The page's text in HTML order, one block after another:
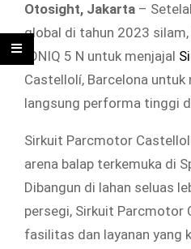
Otosight, Jakarta –
global di tahun 2023
IONIQ 5 N untuk menjajal
Castellolí, Barcelona untuk
langsung performa tinggi
Sirkuit Parcmotor
arena balap terkemuka di
Dibangun di lahan seluas
persegi, Sirkuit Parcmotor
fasilitas dan layanan yang